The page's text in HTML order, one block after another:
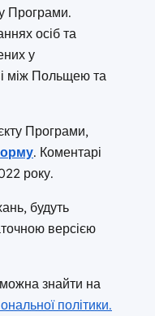
Програми.
осіб та
у
між Польщею та
Програми,
. Коментарі
року.
будуть
версією
знайти на
політики.